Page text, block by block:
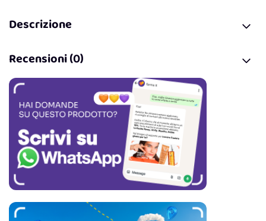
Descrizione
Recensioni (0)